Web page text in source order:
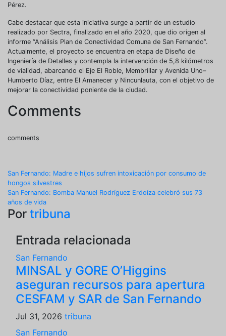
Pérez.
Cabe destacar que esta iniciativa surge a partir de un estudio
realizado por Sectra, finalizado en el año 2020, que dio origen al
informe “Análisis Plan de Conectividad Comuna de San Fernando”.
Actualmente, el proyecto se encuentra en etapa de Diseño de
Ingeniería de Detalles y contempla la intervención de 5,8 kilómetros
de vialidad, abarcando el Eje El Roble, Membrillar y Avenida Uno–
Humberto Díaz, entre El Amanecer y Nincunlauta, con el objetivo de
mejorar la conectividad poniente de la ciudad.
Comments
comments
Navegación
de
entradas
San Fernando: Madre e hijos sufren intoxicación por consumo de
hongos silvestres
San Fernando: Bomba Manuel Rodríguez Erdoíza celebró sus 73
años de vida
Por tribuna
Entrada relacionada
San Fernando
MINSAL y GORE O’Higgins
aseguran recursos para apertura
CESFAM y SAR de San Fernando
Jul 31, 2026 tribuna
San Fernando